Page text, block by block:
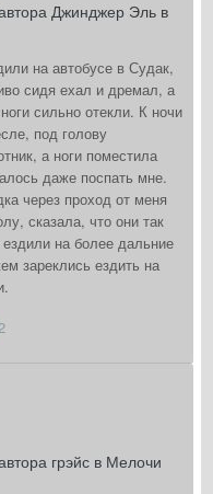
Джинджер Эль в
на автобусе в Судак,
сидя ехал и дремал, а
сильно отекли. К ночи
под голову
а ноги поместила
даже поспать мне.
через проход от меня
сказала, что они так
на более дальние
зареклись ездить на
грэйс в Мелочи